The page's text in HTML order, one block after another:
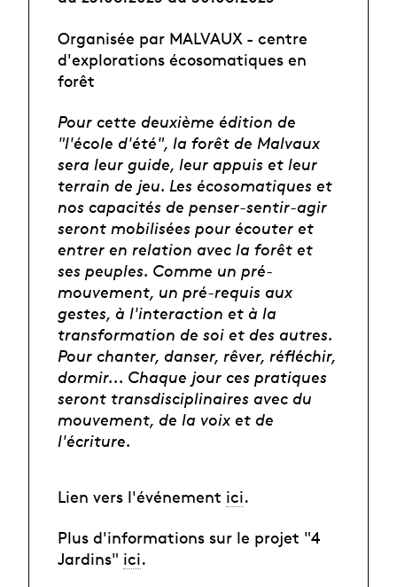
Organisée par MALVAUX - centre
d'explorations écosomatiques en
forêt
Pour cette deuxième édition de
"l'école d'été", la forêt de Malvaux
sera leur guide, leur appuis et leur
terrain de jeu. Les écosomatiques et
nos capacités de penser-sentir-agir
seront mobilisées pour écouter et
entrer en relation avec la forêt et
ses peuples. Comme un pré-
mouvement, un pré-requis aux
gestes, à l'interaction et à la
transformation de soi et des autres.
Pour chanter, danser, rêver, réfléchir,
dormir... Chaque jour ces pratiques
seront transdisciplinaires avec du
mouvement, de la voix et de
l'écriture.
Lien vers l'événement ici.
Plus d'informations sur le projet "4
Jardins" ici.